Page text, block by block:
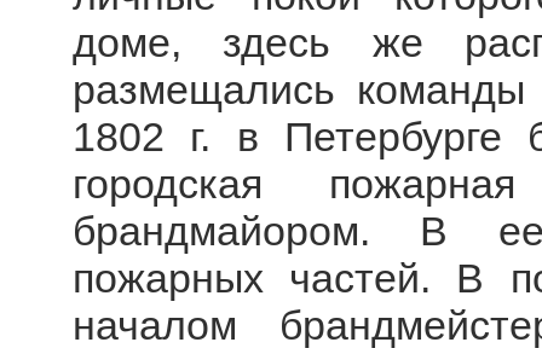
доме, здесь же
размещались
1802 г. в Петербурге
городская
брандмайором. В
пожарных частей. В
началом